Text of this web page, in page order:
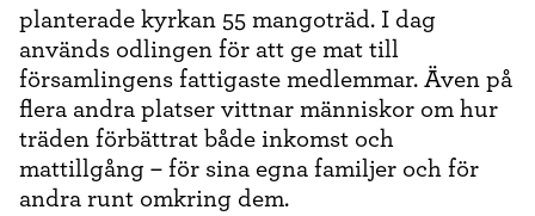
planterade kyrkan 55 mangoträd. I dag
används odlingen för att ge mat till
församlingens fattigaste medlemmar. Även på
flera andra platser vittnar människor om hur
träden förbättrat både inkomst och
mattillgång – för sina egna familjer och för
andra runt omkring dem.